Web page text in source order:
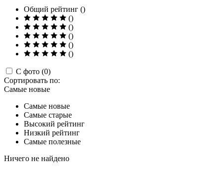
Общий рейтинг ()
()
()
()
()
()
С фото (0)
Сортировать по:
Самые новые
Самые новые
Самые старые
Высокий рейтинг
Низкий рейтинг
Самые полезные
Ничего не найдено